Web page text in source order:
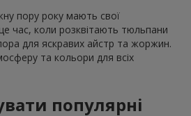
пору року мають свої
час, коли розквітають тюльпани
для яскравих айстр та жоржин.
та кольори для всіх
популярні